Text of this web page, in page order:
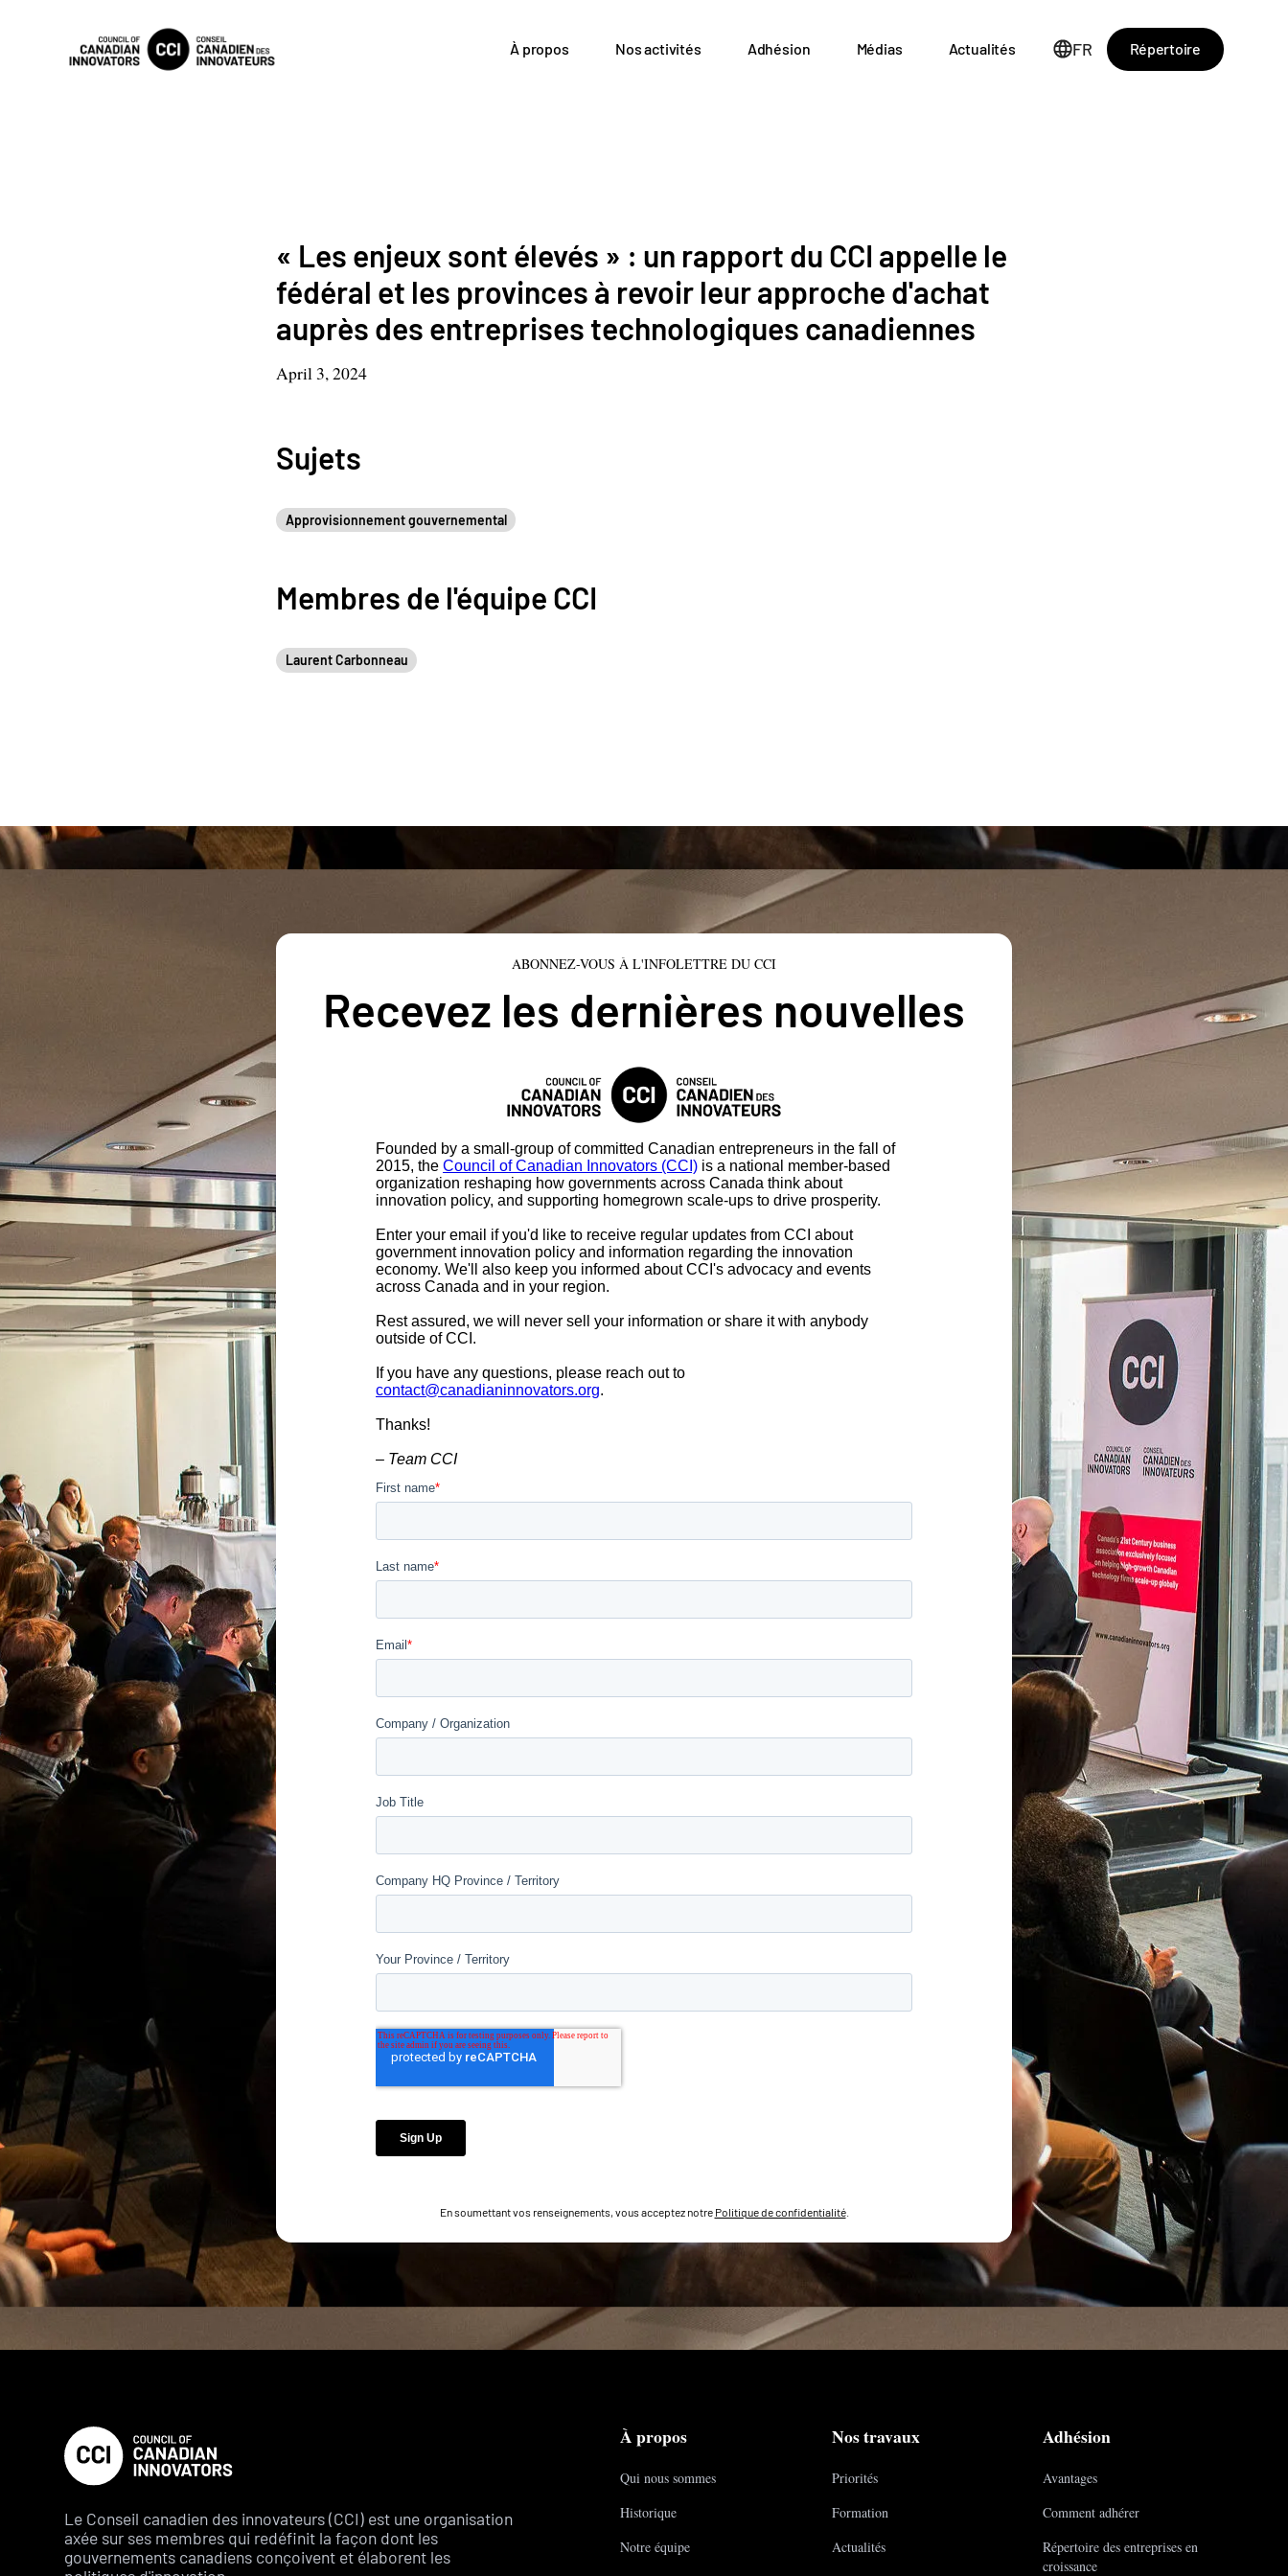
À propos Nos activités Adhésion Médias Actualités FR Répertoire
« Les enjeux sont élevés » : un rapport du CCI appelle le
fédéral et les provinces à revoir leur approche d'achat
auprès des entreprises technologiques canadiennes
April 3, 2024
Sujets
Approvisionnement gouvernemental
Membres de l'équipe CCI
Laurent Carbonneau
ABONNEZ-VOUS À L'INFOLETTRE DU CCI
Recevez les dernières nouvelles
En soumettant vos renseignements, vous acceptez notre Politique de confidentialité.
Le Conseil canadien des innovateurs (CCI) est une organisation
axée sur ses membres qui redéfinit la façon dont les
gouvernements canadiens conçoivent et élaborent les
À propos
Qui nous sommes
Historique
Notre équipe
Nos travaux
Priorités
Formation
Actualités
Adhésion
Avantages
Comment adhérer
Répertoire des entreprises en
croissance